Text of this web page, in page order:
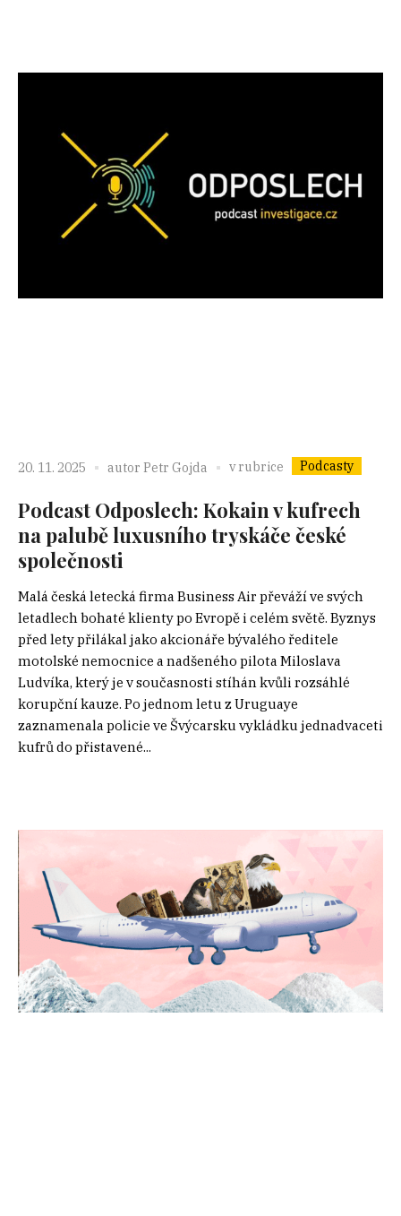
20. 11. 2025 autor Petr Gojda v rubrice Podcasty
Podcast Odposlech: Kokain v kufrech
na palubě luxusního tryskáče české
společnosti
Malá česká letecká firma Business Air převáží ve svých
letadlech bohaté klienty po Evropě i celém světě. Byznys
před lety přilákal jako akcionáře bývalého ředitele
motolské nemocnice a nadšeného pilota Miloslava
Ludvíka, který je v současnosti stíhán kvůli rozsáhlé
korupční kauze. Po jednom letu z Uruguaye
zaznamenala policie ve Švýcarsku vykládku jednadvaceti
kufrů do přistavené...